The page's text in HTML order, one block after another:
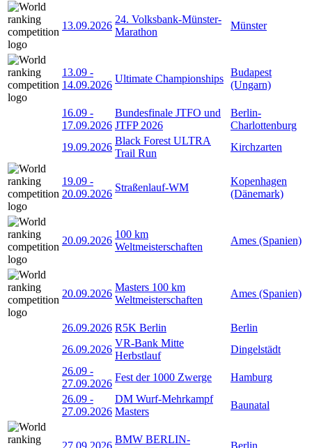
13.09.2026
24. Volksbank-Münster-
Marathon
Münster
13.09 -
14.09.2026
Ultimate Championships
Budapest
(Ungarn)
16.09 -
17.09.2026
Bundesfinale JTFO und
JTFP 2026
Berlin-
Charlottenburg
19.09.2026
Black Forest ULTRA
Trail Run
Kirchzarten
19.09 -
20.09.2026
Straßenlauf-WM
Kopenhagen
(Dänemark)
20.09.2026
100 km
Weltmeisterschaften
Ames (Spanien)
20.09.2026
Masters 100 km
Weltmeisterschaften
Ames (Spanien)
26.09.2026 R5K Berlin
Berlin
26.09.2026
VR-Bank Mitte
Herbstlauf
Dingelstädt
26.09 -
27.09.2026
Fest der 1000 Zwerge
Hamburg
26.09 -
27.09.2026
DM Wurf-Mehrkampf
Masters
Baunatal
27.09.2026
BMW BERLIN-
Berlin